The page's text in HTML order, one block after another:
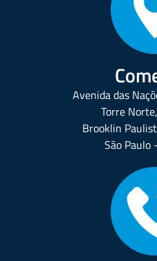
Avenida das
Torre
Brooklin
São Paulo